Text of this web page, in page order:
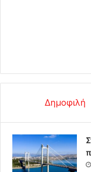
Δημοφιλή